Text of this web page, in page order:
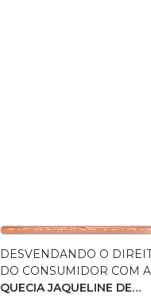
DESVENDANDO O
DO CONSUMIDOR COM A
FADINHA DO
QUECIA JAQUELINE DE